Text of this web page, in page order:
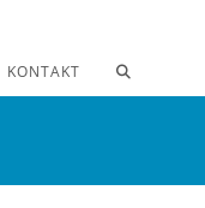
KONTAKT WEBSITE-